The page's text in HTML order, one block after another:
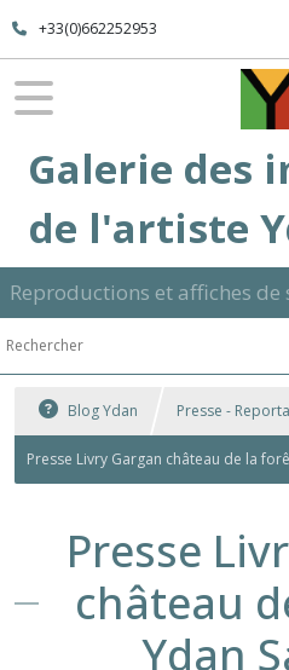
+33(0)662252953
Galerie des
de l'artiste
Blog Ydan Presse -
Presse Livry Gargan château de la
Presse
château
Ydan